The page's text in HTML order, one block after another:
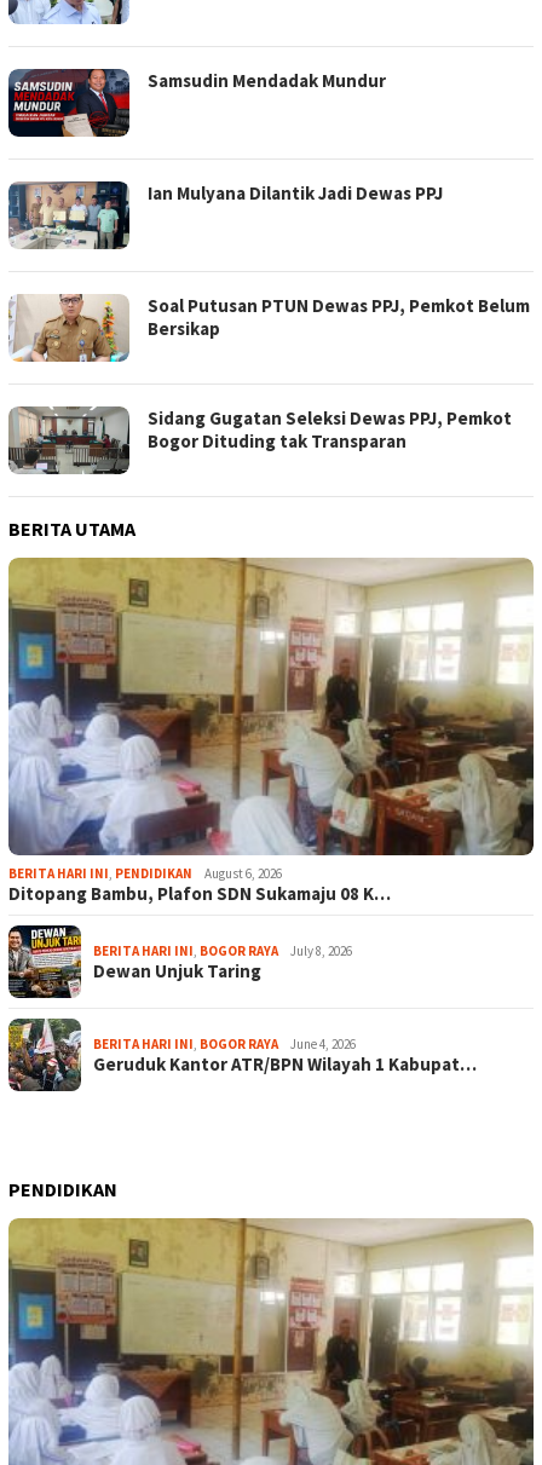
Samsudin Mendadak Mundur
Ian Mulyana Dilantik Jadi Dewas PPJ
Soal Putusan PTUN Dewas PPJ, Pemkot Belum
Bersikap
Sidang Gugatan Seleksi Dewas PPJ, Pemkot
Bogor Dituding tak Transparan
BERITA UTAMA
BERITA HARI INI, PENDIDIKAN August 6, 2026
Ditopang Bambu, Plafon SDN Sukamaju 08 K…
BERITA HARI INI, BOGOR RAYA July 8, 2026
Dewan Unjuk Taring
BERITA HARI INI, BOGOR RAYA June 4, 2026
Geruduk Kantor ATR/BPN Wilayah 1 Kabupat…
PENDIDIKAN